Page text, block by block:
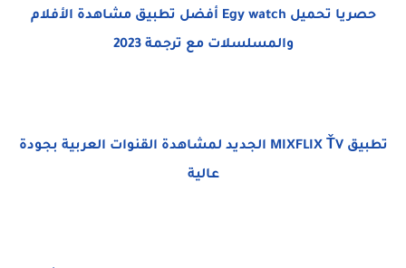
حصريا تحميل Egy watch أفضل تطبيق مشاهدة الأفلام
والمسلسلات مع ترجمة 2023
تطبيق MIXFLIX ŤV الجديد لمشاهدة القنوات العربية بجودة
عالية